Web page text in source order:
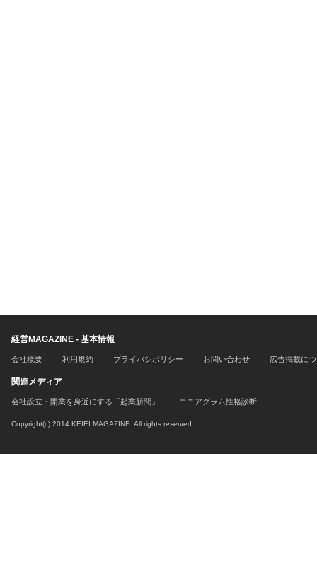
経営MAGAZINE - 基本情報
会社概要 利用規約 プライバシポリシー お問い合わせ 広告掲載に
関連メディア
会社設立・開業を身近にする「起業新聞」 エニアグラム性格診断
Copyright(c) 2014 KEIEI MAGAZINE. All rights reserved.